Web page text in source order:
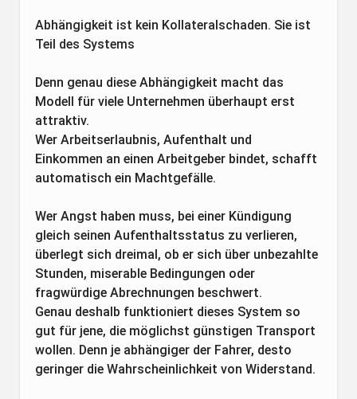
Abhängigkeit ist kein Kollateralschaden. Sie ist
Teil des Systems
Denn genau diese Abhängigkeit macht das
Modell für viele Unternehmen überhaupt erst
attraktiv.
Wer Arbeitserlaubnis, Aufenthalt und
Einkommen an einen Arbeitgeber bindet, schafft
automatisch ein Machtgefälle.
Wer Angst haben muss, bei einer Kündigung
gleich seinen Aufenthaltsstatus zu verlieren,
überlegt sich dreimal, ob er sich über unbezahlte
Stunden, miserable Bedingungen oder
fragwürdige Abrechnungen beschwert.
Genau deshalb funktioniert dieses System so
gut für jene, die möglichst günstigen Transport
wollen. Denn je abhängiger der Fahrer, desto
geringer die Wahrscheinlichkeit von Widerstand.